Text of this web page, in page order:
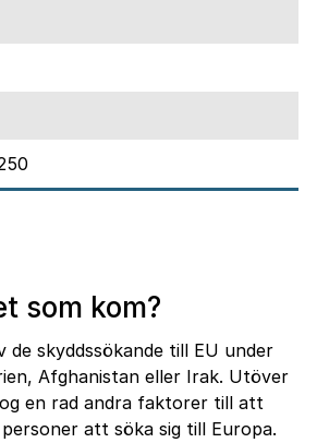
som kom?
de skyddssökande till EU under
Afghanistan eller Irak. Utöver
en rad andra faktorer till att
att söka sig till Europa.